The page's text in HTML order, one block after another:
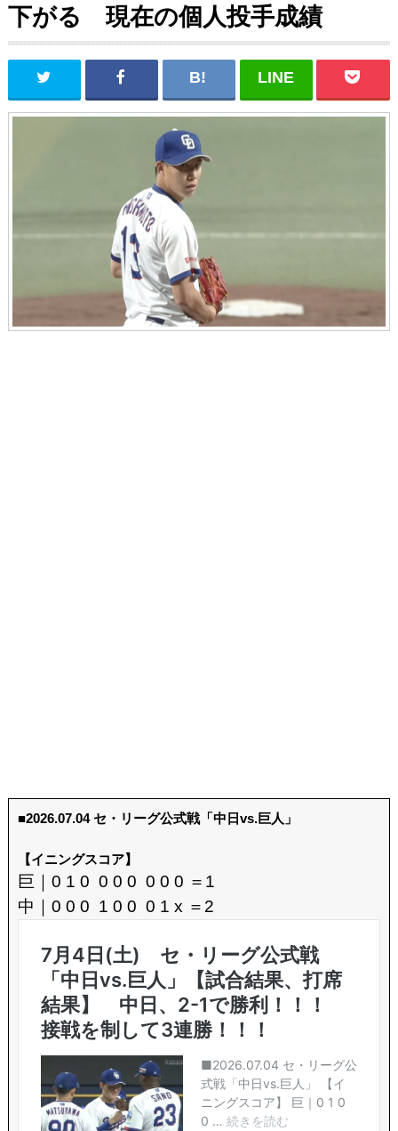
下がる 現在の個人投手成績
■2026.07.04 セ・リーグ公式戦「中日vs.巨人」
【イニングスコア】
巨｜0 1 0 0 0 0 0 0 0 ＝1
中｜0 0 0 1 0 0 0 1 x ＝2